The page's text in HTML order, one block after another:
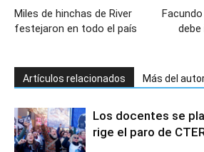
Miles de hinchas de River
festejaron en todo el país
debe
Artículos relacionados Más del
Los docentes se
rige el paro de